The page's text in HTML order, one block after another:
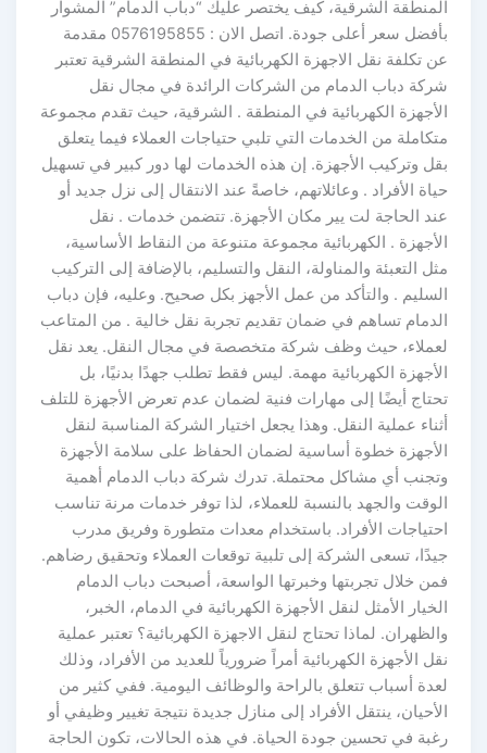
المنطقة الشرقية، كيف يختصر عليك “دباب الدمام” المشوار
بأفضل سعر أعلى جودة. اتصل الان : 0576195855 مقدمة
عن تكلفة نقل الاجهزة الكهربائية في المنطقة الشرقية تعتبر
شركة دباب الدمام من الشركات الرائدة في مجال نقل
الأجهزة الكهربائية في المنطقة . الشرقية، حيث تقدم مجموعة
متكاملة من الخدمات التي تلبي حتياجات العملاء فيما يتعلق
بقل وتركيب الأجهزة. إن هذه الخدمات لها دور كبير في تسهيل
حياة الأفراد . وعائلاتهم، خاصةً عند الانتقال إلى نزل جديد أو
عند الحاجة لت يير مكان الأجهزة. تتضمن خدمات . نقل
الأجهزة . الكهربائية مجموعة متنوعة من النقاط الأساسية،
مثل التعبئة والمناولة، النقل والتسليم، بالإضافة إلى التركيب
السليم . والتأكد من عمل الأجهز بكل صحيح. وعليه، فإن دباب
الدمام تساهم في ضمان تقديم تجربة نقل خالية . من المتاعب
لعملاء، حيث وظف شركة متخصصة في مجال النقل. يعد نقل
الأجهزة الكهربائية مهمة. ليس فقط تطلب جهدًا بدنيًا، بل
تحتاج أيضًا إلى مهارات فنية لضمان عدم تعرض الأجهزة للتلف
أثناء عملية النقل. وهذا يجعل اختيار الشركة المناسبة لنقل
الأجهزة خطوة أساسية لضمان الحفاظ على سلامة الأجهزة
وتجنب أي مشاكل محتملة. تدرك شركة دباب الدمام أهمية
الوقت والجهد بالنسبة للعملاء، لذا توفر خدمات مرنة تناسب
احتياجات الأفراد. باستخدام معدات متطورة وفريق مدرب
جيدًا، تسعى الشركة إلى تلبية توقعات العملاء وتحقيق رضاهم.
فمن خلال تجربتها وخبرتها الواسعة، أصبحت دباب الدمام
الخيار الأمثل لنقل الأجهزة الكهربائية في الدمام، الخبر،
والظهران. لماذا تحتاج لنقل الاجهزة الكهربائية؟ تعتبر عملية
نقل الأجهزة الكهربائية أمراً ضرورياً للعديد من الأفراد، وذلك
لعدة أسباب تتعلق بالراحة والوظائف اليومية. ففي كثير من
الأحيان، ينتقل الأفراد إلى منازل جديدة نتيجة تغيير وظيفي أو
رغبة في تحسين جودة الحياة. في هذه الحالات، تكون الحاجة